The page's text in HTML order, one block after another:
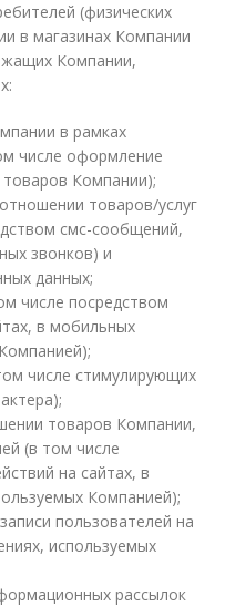
(физических
в магазинах Компании
Компании,
в рамках
числе оформление
Компании);
товаров/услуг
смс-сообщений,
звонков) и
данных;
числе посредством
в мобильных
числе стимулирующих
товаров Компании,
(в том числе
на сайтах, в
Компанией);
пользователей на
используемых
рассылок